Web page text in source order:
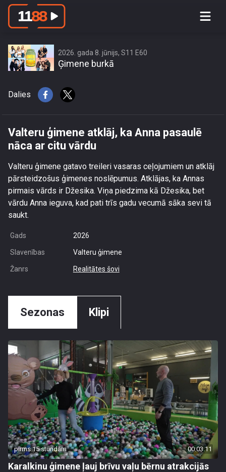
Valteru ģimene atklāj, ka Anna
2026. gada 8. jūnijs, S11 E60
Ģimene burkā
Dalies
Valteru ģimene atklāj, ka Anna pasaulē
nāca ar citu vārdu
Valteru ģimene gatavo treileri vasaras ceļojumiem un atklāj
pārsteidzošus ģimenes noslēpumus. Atklājas, ka Annas
pirmais vārds ir Džesika. Viņa piedzima kā Džesika, bet
vārdu Anna ieguva, kad pati trīs gadu vecumā sāka sevi tā
saukt.
Gads 2026
Slavenības Valteru ģimene
Žanrs Realitātes šovi
Sezonas Klipi
pirms 15 stundām 00:03:11
Karalkinu ģimene ļauj brīvu vaļu bērnu atrakcijās